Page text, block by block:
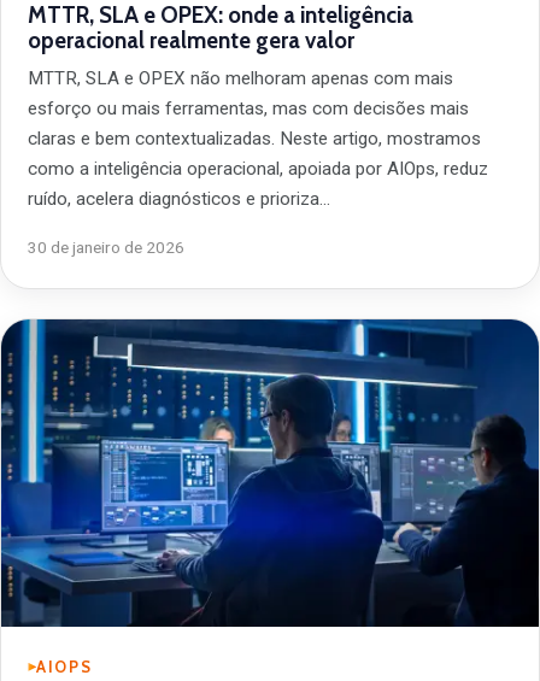
MTTR, SLA e OPEX: onde a inteligência
operacional realmente gera valor
MTTR, SLA e OPEX não melhoram apenas com mais
esforço ou mais ferramentas, mas com decisões mais
claras e bem contextualizadas. Neste artigo, mostramos
como a inteligência operacional, apoiada por AIOps, reduz
ruído, acelera diagnósticos e prioriza…
30 de janeiro de 2026
AIOPS